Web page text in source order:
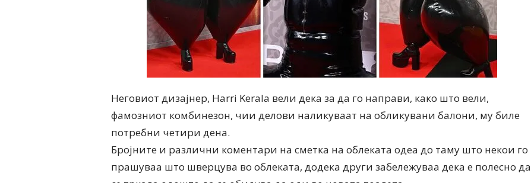
Неговиот дизајнер, Harri Kerala вели дека за да го направи, како што вели,
фамозниот комбинезон, чии делови наликуваат на обликувани балони, му биле
потребни четири дена.
Бројните и различни коментари на сметка на облеката одеа до таму што некои го
прашуваа што шверцува во облеката, додека други забележуваа дека е полесно да